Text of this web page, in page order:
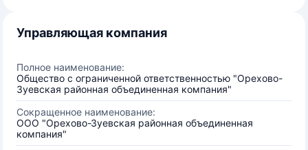
Управляющая компания
Полное наименование:
Общество с ограниченной ответственностью "Орехово-
Зуевская районная объединенная компания"
Сокращенное наименование:
ООО "Орехово-Зуевская районная объединенная
компания"